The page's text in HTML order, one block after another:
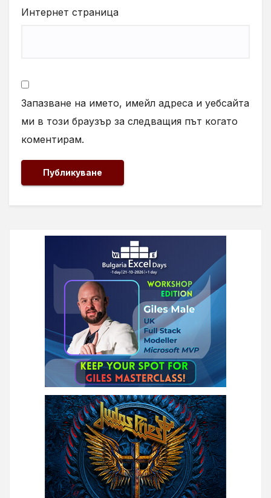
Интернет страница
Запазване на името, имейл адреса и уебсайта
ми в този браузър за следващия път когато
коментирам.